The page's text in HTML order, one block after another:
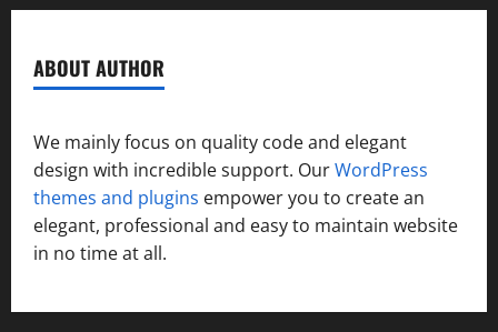
ABOUT AUTHOR
We mainly focus on quality code and elegant
design with incredible support. OurWordPress
themes and plugins empower you to create an
elegant, professional and easy to maintain website
in no time at all.